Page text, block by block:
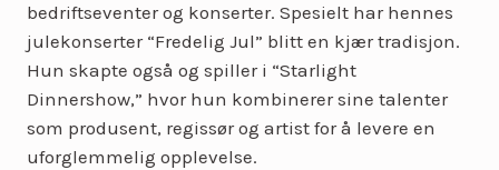
bedriftseventer og konserter. Spesielt har hennes
julekonserter “Fredelig Jul” blitt en kjær tradisjon.
Hun skapte også og spiller i “Starlight
Dinnershow,” hvor hun kombinerer sine talenter
som produsent, regissør og artist for å levere en
uforglemmelig opplevelse.